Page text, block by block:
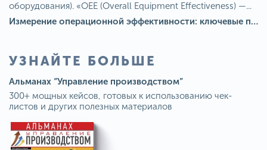
оборудования). «OEE (Overall Equipment Effectiveness) —...
Измерение операционной эффективности: ключевые показатели для непрерывного совершенствования
УЗНАЙТЕ БОЛЬШЕ
Альманах “Управление производством”
300+ мощных кейсов, готовых к использованию чек-
листов и других полезных материалов